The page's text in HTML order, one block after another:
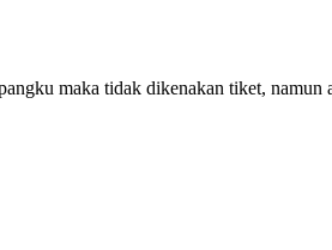
maka tidak dikenakan tiket, namun